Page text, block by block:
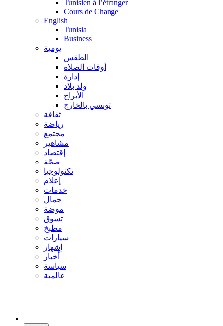
Tunisien à l’étranger
Cours de Change
English
Tunisia
Business
يومية
الطقس
أوقات الصلاة
إدارة
ولد بلاد
الأبراج
تونسي بالخارج
ثقافة
رياضة
مجتمع
مشاهير
إقتصاد
صحّة
تكنولوجيا
إعلام
خدمات
جمال
موضة
تسوق
مطبخ
سيارات
إشهار
أخبار
سياسة
عالمية